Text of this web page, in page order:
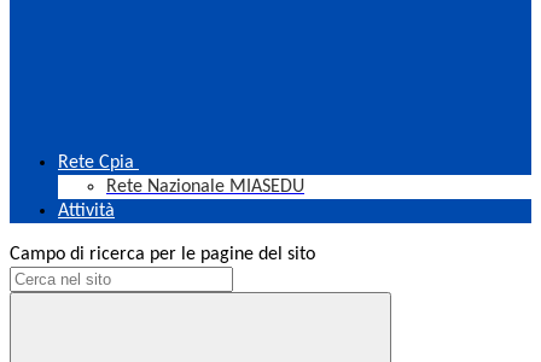
Rete Cpia
Rete Nazionale MIASEDU
Attività
Campo di ricerca per le pagine del sito